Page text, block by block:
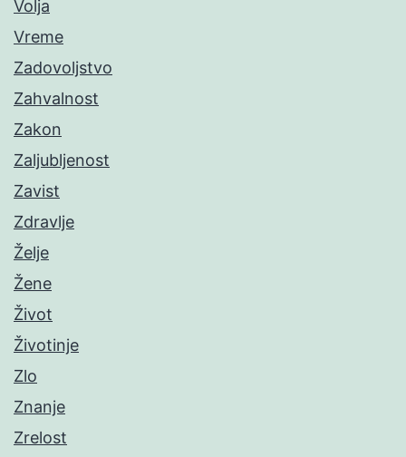
Volja
Vreme
Zadovoljstvo
Zahvalnost
Zakon
Zaljubljenost
Zavist
Zdravlje
Želje
Žene
Život
Životinje
Zlo
Znanje
Zrelost